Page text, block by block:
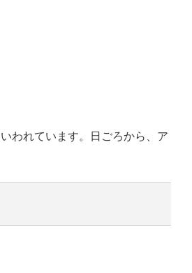
われています。日ごろから、ア